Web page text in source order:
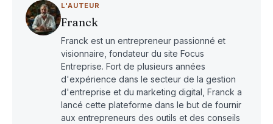
L'AUTEUR
Franck
Franck est un entrepreneur passionné et
visionnaire, fondateur du site Focus
Entreprise. Fort de plusieurs années
d'expérience dans le secteur de la gestion
d'entreprise et du marketing digital, Franck a
lancé cette plateforme dans le but de fournir
aux entrepreneurs des outils et des conseils